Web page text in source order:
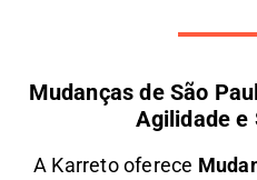
Mudanças de São
Agilidade e
A Karretooferece M